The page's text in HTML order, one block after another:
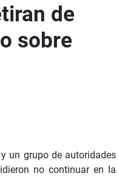
de
sobre
un grupo de autoridades
no continuar en la